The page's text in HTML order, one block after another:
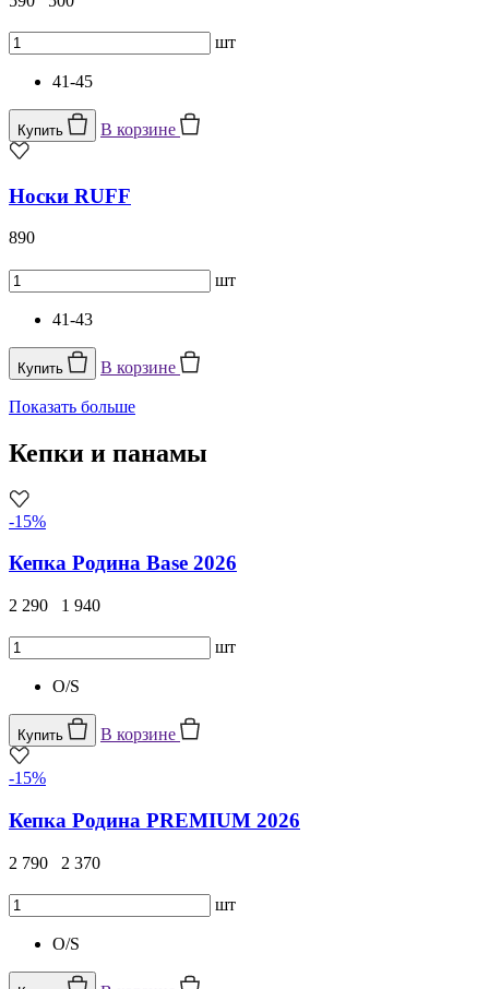
шт
41-45
Купить В корзине
Носки RUFF
890
шт
41-43
Купить В корзине
Показать больше
Кепки и панамы
-15%
Кепка Родина Base 2026
2 290 1 940
шт
O/S
Купить В корзине
-15%
Кепка Родина PREMIUM 2026
2 790 2 370
шт
O/S